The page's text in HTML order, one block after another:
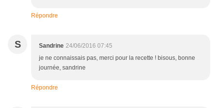
Répondre
S Sandrine 24/06/2016 07:45
je ne connaissais pas, merci pour la recette ! bisous, bonne
journée, sandrine
Répondre